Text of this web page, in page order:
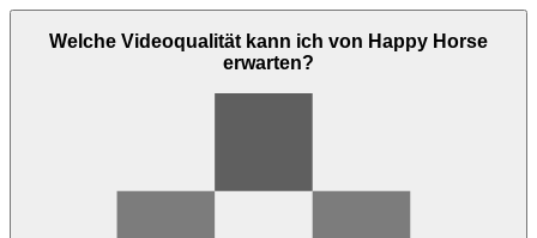
Welche Videoqualität kann ich von Happy Horse
erwarten?